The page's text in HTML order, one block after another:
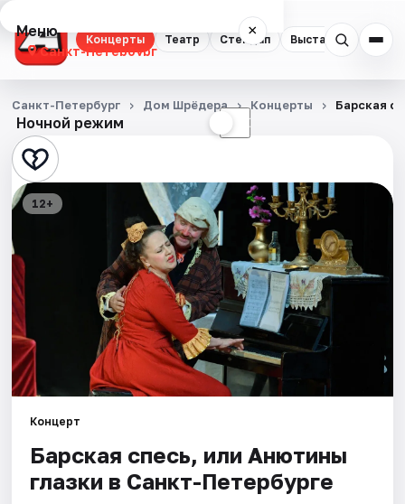
Концерты Театр Стендап Выставки
Меню ×
Санкт-Петербург
Концерты
Театр
Стендап
Квесты
Экскурсии
Спорт
События
Города
Площадки
Ночной режим ☾
Санкт-Петербург Дом Шрёдера Концерты Барская
12+
Концерт
Барская спесь, или Анютины
глазки в Санкт-Петербурге